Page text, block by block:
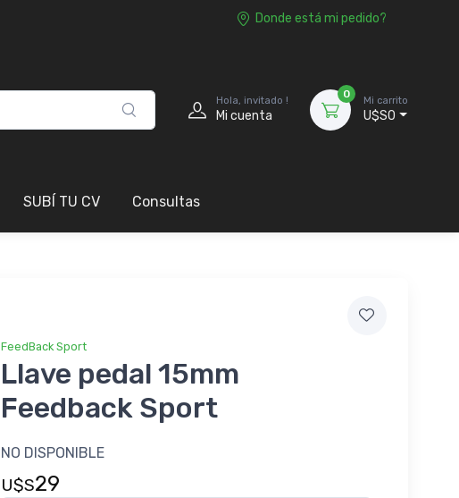
Donde está mi pedido?
Hola, invitado !
Mi cuenta
0
Mi carrito
U$S0
SUBÍ TU CV Consultas
FeedBack Sport
Llave pedal 15mm
Feedback Sport
NO DISPONIBLE
U$S29